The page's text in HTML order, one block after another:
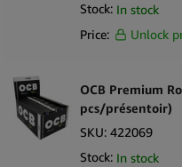
Contenu de la boîte
24 × Carnets de papier à
Stock: In stock
Price:
Unlock
OCB Premium
pcs/présentoir)
SKU: 422069
Stock: In stock